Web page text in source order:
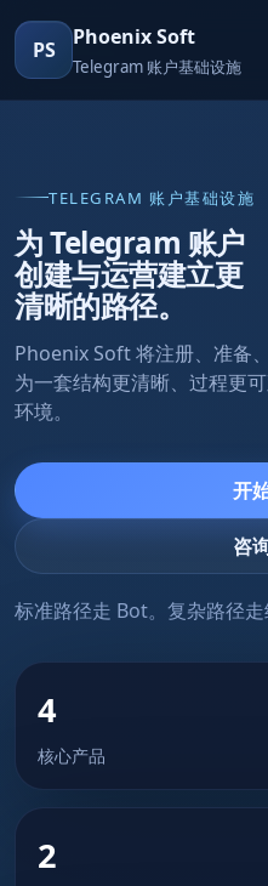
PS
Phoenix Soft
Telegram 账户基础设施
TELEGRAM 账户基础设施
为 Telegram 账户
创建与运营建立更
清晰的路径。
Phoenix Soft 将注册、准备
为一套结构更清晰、过程更
环境。
开
咨
标准路径走 Bot。复杂路径走
4
核心产品
2